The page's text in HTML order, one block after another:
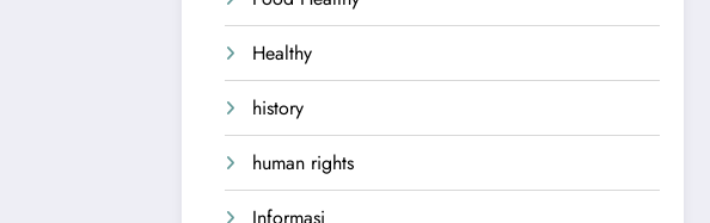
Healthy
history
human rights